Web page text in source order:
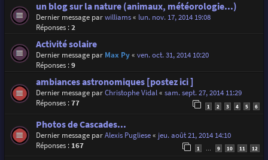
un blog sur la nature (animaux, météorologie...)
Dernier message parwilliams« lun. nov. 17, 2014 19:08
Réponses :2
Activité solaire
Dernier message par Max Py« ven. oct. 31, 2014 10:20
Réponses :9
ambiances astronomiques [postez ici ]
Dernier message parChristophe Vidal« sam. sept. 27, 2014 11:29
Réponses :77 1 2 3 4 5 6
Photos de Cascades...
Dernier message parAlexis Pugliese« jeu. août 21, 2014 14:10
Réponses : 167 1 9 10 11 12